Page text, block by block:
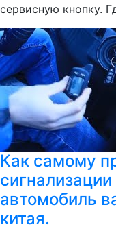
сервисную кнопку.
Как самому
автомобиль
китая.